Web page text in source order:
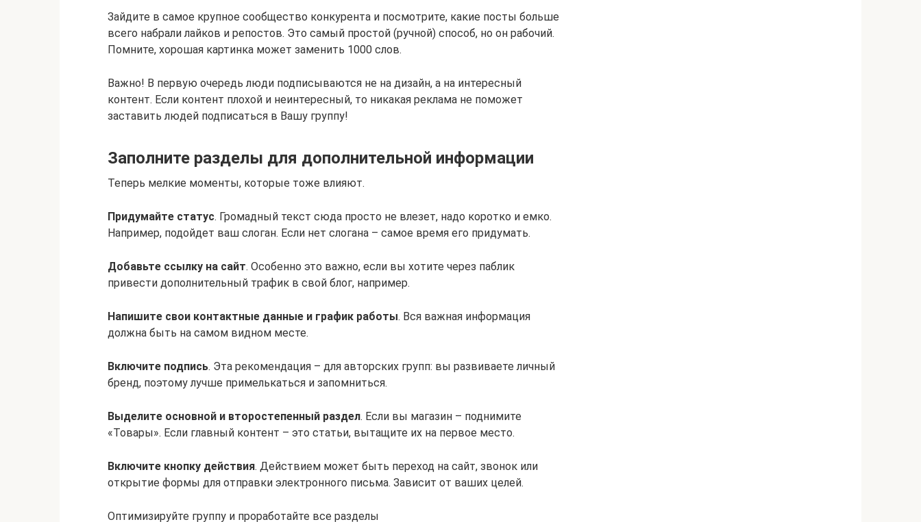
Зайдите в самое крупное сообщество конкурента и посмотрите, какие посты больше
всего набрали лайков и репостов. Это самый простой (ручной) способ, но он рабочий.
Помните, хорошая картинка может заменить 1000 слов.
Важно! В первую очередь люди подписываются не на дизайн, а на интересный
контент. Если контент плохой и неинтересный, то никакая реклама не поможет
заставить людей подписаться в Вашу группу!
Заполните разделы для дополнительной информации
Теперь мелкие моменты, которые тоже влияют.
Придумайте статус. Громадный текст сюда просто не влезет, надо коротко и емко.
Например, подойдет ваш слоган. Если нет слогана – самое время его придумать.
Добавьте ссылку на сайт. Особенно это важно, если вы хотите через паблик
привести дополнительный трафик в свой блог, например.
Напишите свои контактные данные и график работы. Вся важная информация
должна быть на самом видном месте.
Включите подпись. Эта рекомендация – для авторских групп: вы развиваете личный
бренд, поэтому лучше примелькаться и запомниться.
Выделите основной и второстепенный раздел. Если вы магазин – поднимите
«Товары». Если главный контент – это статьи, вытащите их на первое место.
Включите кнопку действия. Действием может быть переход на сайт, звонок или
открытие формы для отправки электронного письма. Зависит от ваших целей.
Оптимизируйте группу и проработайте все разделы